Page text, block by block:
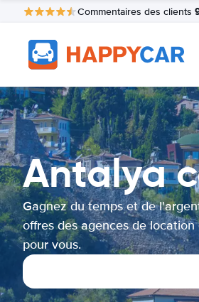
Commentaires des clients
Antalya
Gagnez du temps et de
offres des agences de
pour vous.